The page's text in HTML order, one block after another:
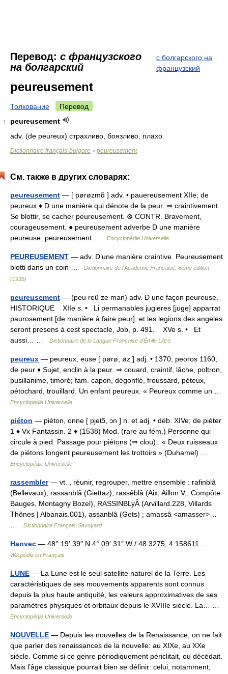
Перевод: с французского
на болгарский
с болгарского на
французский
peureusement
Толкование Перевод
1
peureusement
adv. (de peureux) страхливо, боязливо, плахо.
Dictionnaire français-bulgare > peureusement
См. также в других словарях:
peureusement — [ pørøzmɑ̃ ] adv. • pauereusement XIIe; de
peureux ♦ D une manière qui dénote de la peur. ⇒ craintivement.
Se blottir, se cacher peureusement. ⊗ CONTR. Bravement,
courageusement. ● peureusement adverbe D une manière
peureuse. peureusement …
Encyclopédie Universelle
PEUREUSEMENT — adv. D’une manière craintive. Peureusement
blotti dans un coin …
Dictionnaire de l'Academie Francaise, 8eme edition
(1935)
peureusement — (peu reû ze man) adv. D une façon peureuse.
HISTORIQUE XIIe s. • Li permanables jugieres [juge] apparrat
paurosement [de manière à faire peur], et les legions des angeles
seront presens à cest spectacle, Job, p. 491. XVe s. • Et
aussi… …
Dictionnaire de la Langue Française d'Émile Littré
peureux — peureux, euse [ pørø, øz ] adj. • 1370; peoros 1160;
de peur ♦ Sujet, enclin à la peur. ⇒ couard, craintif, lâche, poltron,
pusillanime, timoré; fam. capon, dégonflé, froussard, péteux,
pétochard, trouillard. Un enfant peureux. « Peureux comme un …
Encyclopédie Universelle
piéton — piéton, onne [ pjetɔ̃, ɔn ] n. et adj. • déb. XIVe; de piéter
1 ♦ Vx Fantassin. 2 ♦ (1538) Mod. (rare au fém.) Personne qui
circule à pied. Passage pour piétons (⇒ clou) . « Deux ruisseaux
de piétons longent peureusement les trottoirs » (Duhamel) …
Encyclopédie Universelle
rassembler— vt. , réunir, regrouper, mettre ensemble : rafinblâ
(Bellevaux), rassanblâ (Giettaz), rassêblâ (Aix, Aillon V., Compôte
Bauges, Montagny Bozel), RASSINBLyÂ (Arvillard.228, Villards
Thônes | Albanais.001), assanblâ (Gets) ; amassâ <amasser>…
Dictionnaire Français-Savoyard
Hanvec — 48° 19′ 39″ N 4° 09′ 31″ W / 48.3275, 4.158611 …
Wikipédia en Français
LUNE — La Lune est le seul satellite naturel de la Terre. Les
caractéristiques de ses mouvements apparents sont connus
depuis la plus haute antiquité, les valeurs approximatives de ses
paramètres physiques et orbitaux depuis le XVIIIe siècle. La… …
Encyclopédie Universelle
NOUVELLE — Depuis les nouvelles de la Renaissance, on ne fait
que parler des renaissances de la nouvelle: au XIXe, au XXe
siècle. Comme si ce genre périodiquement périclitait, ou décédait.
Mais l’âge classique pourrait bien se définir: celui, notamment,